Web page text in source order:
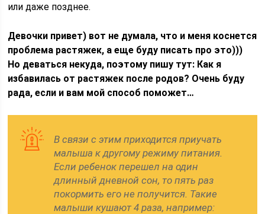
или даже позднее.
Девочки привет) вот не думала, что и меня коснется
проблема растяжек, а еще буду писать про это)))
Но деваться некуда, поэтому пишу тут: Как я
избавилась от растяжек после родов? Очень буду
рада, если и вам мой способ поможет…
В связи с этим приходится приучать
малыша к другому режиму питания.
Если ребенок перешел на один
длинный дневной сон, то пять раз
покормить его не получится. Такие
малыши кушают 4 раза, например: